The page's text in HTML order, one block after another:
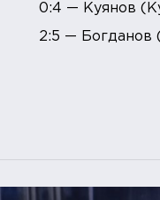
0:4 — Куянов
2:5 — Богданов